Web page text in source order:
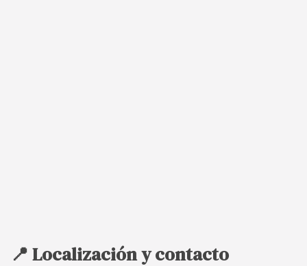
📍 Localización y contacto